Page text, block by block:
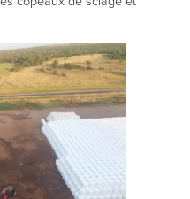
lors de votre
notre site,
vous
augmentez
vos chances
de voir du
contenu et
des offres
personnalisés.